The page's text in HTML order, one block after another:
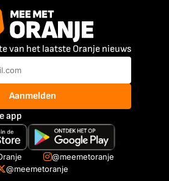
van het laatste Oranje nieuws
Aanmelden
app
@meemetoranje
@meemetoranje